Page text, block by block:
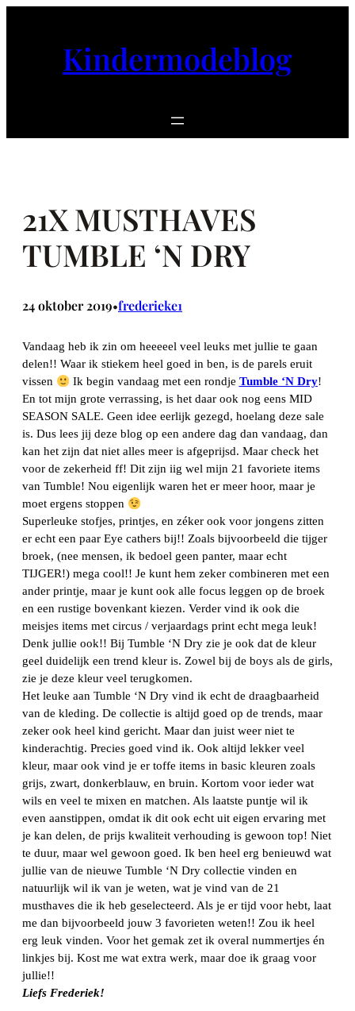
Kindermodeblog
21X MUSTHAVES
TUMBLE ‘N DRY
24 oktober 2019•frederieke1
Vandaag heb ik zin om heeeeel veel leuks met jullie te gaan
delen!! Waar ik stiekem heel goed in ben, is de parels eruit
vissen
Ik begin vandaag met een rondje Tumble ‘N Dry!
En tot mijn grote verrassing, is het daar ook nog eens MID
SEASON SALE. Geen idee eerlijk gezegd, hoelang deze sale
is. Dus lees jij deze blog op een andere dag dan vandaag, dan
kan het zijn dat niet alles meer is afgeprijsd. Maar check het
voor de zekerheid ff! Dit zijn iig wel mijn 21 favoriete items
van Tumble! Nou eigenlijk waren het er meer hoor, maar je
moet ergens stoppen
Superleuke stofjes, printjes, en zéker ook voor jongens zitten
er echt een paar Eye cathers bij!! Zoals bijvoorbeeld die tijger
broek, (nee mensen, ik bedoel geen panter, maar echt
TIJGER!) mega cool!! Je kunt hem zeker combineren met een
ander printje, maar je kunt ook alle focus leggen op de broek
en een rustige bovenkant kiezen. Verder vind ik ook die
meisjes items met circus / verjaardags print echt mega leuk!
Denk jullie ook!! Bij Tumble ‘N Dry zie je ook dat de kleur
geel duidelijk een trend kleur is. Zowel bij de boys als de girls,
zie je deze kleur veel terugkomen.
Het leuke aan Tumble ‘N Dry vind ik echt de draagbaarheid
van de kleding. De collectie is altijd goed op de trends, maar
zeker ook heel kind gericht. Maar dan juist weer niet te
kinderachtig. Precies goed vind ik. Ook altijd lekker veel
kleur, maar ook vind je er toffe items in basic kleuren zoals
grijs, zwart, donkerblauw, en bruin. Kortom voor ieder wat
wils en veel te mixen en matchen. Als laatste puntje wil ik
even aanstippen, omdat ik dit ook echt uit eigen ervaring met
je kan delen, de prijs kwaliteit verhouding is gewoon top! Niet
te duur, maar wel gewoon goed. Ik ben heel erg benieuwd wat
jullie van de nieuwe Tumble ‘N Dry collectie vinden en
natuurlijk wil ik van je weten, wat je vind van de 21
musthaves die ik heb geselecteerd. Als je er tijd voor hebt, laat
me dan bijvoorbeeld jouw 3 favorieten weten!! Zou ik heel
erg leuk vinden. Voor het gemak zet ik overal nummertjes én
linkjes bij. Kost me wat extra werk, maar doe ik graag voor
jullie!!
Liefs Frederiek!